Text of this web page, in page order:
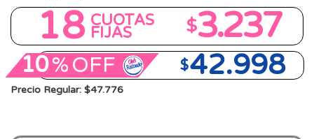
18 CUOTAS
FIJAS $3.237
10%OFF $42.998
Precio Regular: $47.776